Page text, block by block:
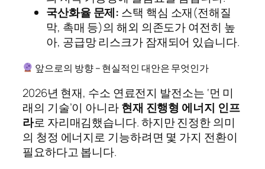
국산화율 문제: 스택 핵심 소재(전해질
막, 촉매 등)의 해외 의존도가 여전히 높
아, 공급망 리스크가 잠재되어 있습니다.
앞으로의 방향 – 현실적인 대안은 무엇인가
2026년 현재, 수소 연료전지 발전소는 ‘먼 미
래의 기술’이 아니라현재 진행형 에너지 인프
라로 자리매김했습니다. 하지만 진정한 의미
의 청정 에너지로 기능하려면 몇 가지 전환이
필요하다고 봅니다.